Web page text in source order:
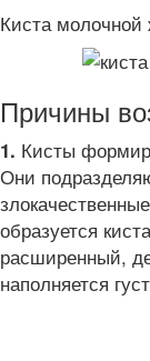
Киста молочной
Причины
1. Кисты
Они
образуется
расширенный,
наполняется